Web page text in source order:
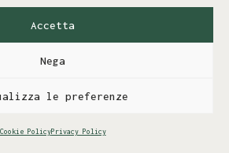
Accetta
Nega
le preferenze
Cookie PolicyPrivacy Policy